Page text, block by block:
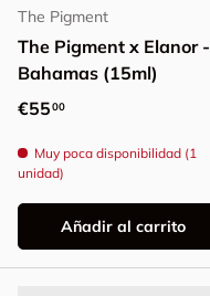
The Pigment
The Pigment x Elanor -
Bahamas (15ml)
Precio normal
€5500
Muy poca disponibilidad (1
unidad)
Añadir al carrito